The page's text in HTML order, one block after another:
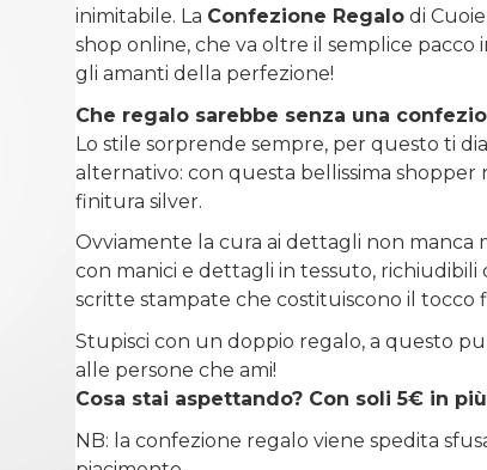
inimitabile. La Confezione Regalo di
shop online, che va oltre il semplice
gli amanti della perfezione!
Che regalo sarebbe senza una
Lo stile sorprende sempre, per questo ti
alternativo: con questa bellissima
finitura silver.
Ovviamente la cura ai dettagli non manca
con manici e dettagli in tessuto,
scritte stampate che costituiscono il tocco
Stupisci con un doppio regalo, a questo
alle persone che ami!
Cosa stai aspettando? Con soli 5€ in
NB: la confezione regalo viene spedita